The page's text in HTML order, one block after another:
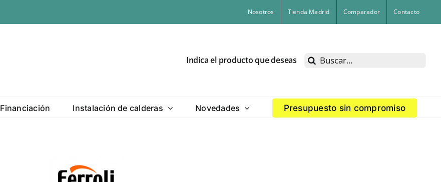
Nosotros Tienda Madrid Comparador Contacto
Indica el producto que deseas Buscar:
Financiación Instalación de calderas Novedades Presupuesto sin compromiso